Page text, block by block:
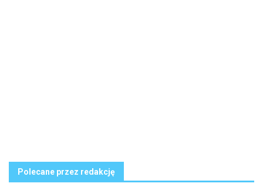
Polecane przez redakcję